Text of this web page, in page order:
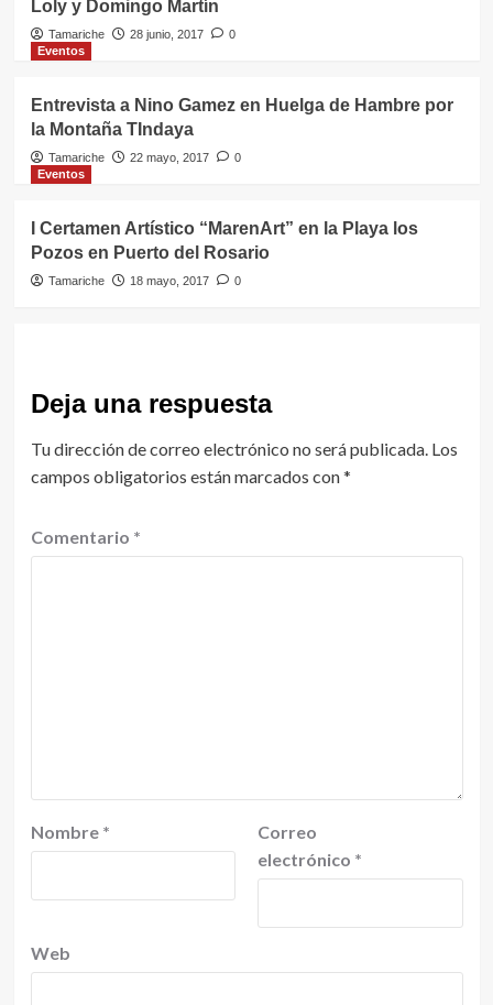
Loly y Domingo Martín
Tamariche 28 junio, 2017
0
Eventos
Entrevista a Nino Gamez en Huelga de Hambre por
la Montaña TIndaya
Tamariche 22 mayo, 2017
0
Eventos
I Certamen Artístico “MarenArt” en la Playa los
Pozos en Puerto del Rosario
Tamariche 18 mayo, 2017 0
Deja una respuesta
Tu dirección de correo electrónico no será publicada. Los
campos obligatorios están marcados con*
Comentario *
Nombre *
Correo
electrónico *
Web